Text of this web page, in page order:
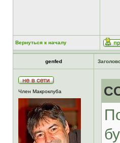
Вернуться к началу
genfed
Член Макроклуба